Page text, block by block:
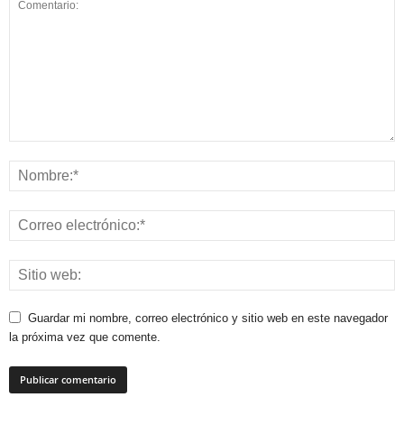
Guardar mi nombre, correo electrónico y sitio web en este navegador
la próxima vez que comente.